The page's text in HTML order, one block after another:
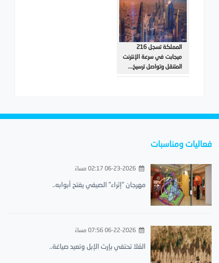
المملكة تسجل 216
ميجابت في سرعة الإنترنت
المتنقل وتواصل ترسيخ...
فعاليات ومناسبات
06-23-2026 02:17 مساءً
مهرجان "إثراء" الصيفي يفتح أبوابه..
06-22-2026 07:56 مساءً
العُلا تحتفي بإرث الإبل وتعيد صياغة..